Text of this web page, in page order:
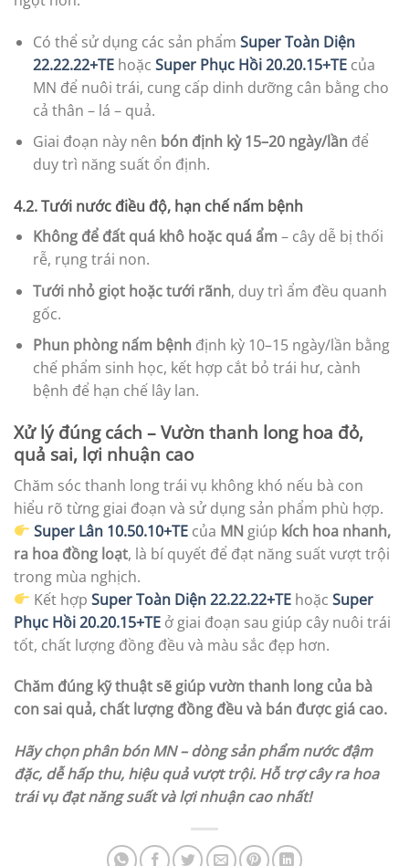
Có thể sử dụng các sản phẩm Super Toàn Diện
22.22.22+TEhoặc Super Phục Hồi 20.20.15+TEcủa
MN để nuôi trái, cung cấp dinh dưỡng cân bằng cho
cả thân – lá – quả.
Giai đoạn này nên bón định kỳ 15–20 ngày/lầnđể
duy trì năng suất ổn định.
4.2. Tưới nước điều độ, hạn chế nấm bệnh
Không để đất quá khô hoặc quá ẩm– cây dễ bị thối
rễ, rụng trái non.
Tưới nhỏ giọt hoặc tưới rãnh, duy trì ẩm đều quanh
gốc.
Phun phòng nấm bệnhđịnh kỳ 10–15 ngày/lần bằng
chế phẩm sinh học, kết hợp cắt bỏ trái hư, cành
bệnh để hạn chế lây lan.
Xử lý đúng cách – Vườn thanh long hoa đỏ,
quả sai, lợi nhuận cao
Chăm sóc thanh long trái vụ không khó nếu bà con
hiểu rõ từng giai đoạn và sử dụng sản phẩm phù hợp.
Super Lân 10.50.10+TE của MN giúp kích hoa nhanh,
ra hoa đồng loạt, là bí quyết để đạt năng suất vượt trội
trong mùa nghịch.
Kết hợpSuper Toàn Diện 22.22.22+TE hoặcSuper
Phục Hồi 20.20.15+TE ở giai đoạn sau giúp cây nuôi trái
tốt, chất lượng đồng đều và màu sắc đẹp hơn.
Chăm đúng kỹ thuật sẽ giúp vườn thanh long của bà
con sai quả, chất lượng đồng đều và bán được giá cao.
Hãy chọn phân bón MN – dòng sản phẩm nước đậm
đặc, dễ hấp thu, hiệu quả vượt trội. Hỗ trợ cây ra hoa
trái vụ đạt năng suất và lợi nhuận cao nhất!